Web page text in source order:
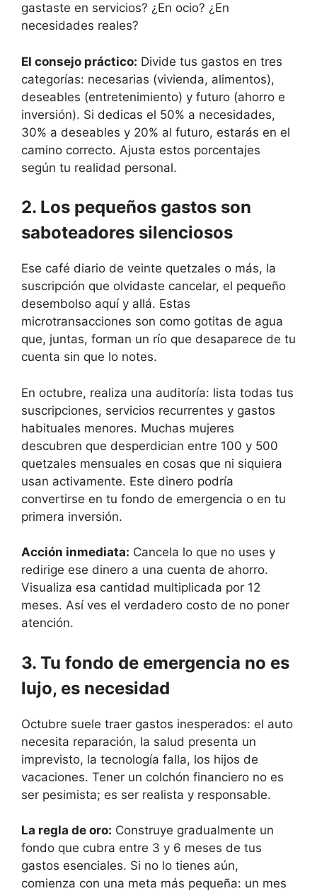
gastaste en servicios? ¿En ocio? ¿En
necesidades reales?
El consejo práctico: Divide tus gastos en tres
categorías: necesarias (vivienda, alimentos),
deseables (entretenimiento) y futuro (ahorro e
inversión). Si dedicas el 50% a necesidades,
30% a deseables y 20% al futuro, estarás en el
camino correcto. Ajusta estos porcentajes
según tu realidad personal.
2. Los pequeños gastos son
saboteadores silenciosos
Ese café diario de veinte quetzales o más, la
suscripción que olvidaste cancelar, el pequeño
desembolso aquí y allá. Estas
microtransacciones son como gotitas de agua
que, juntas, forman un río que desaparece de tu
cuenta sin que lo notes.
En octubre, realiza una auditoría: lista todas tus
suscripciones, servicios recurrentes y gastos
habituales menores. Muchas mujeres
descubren que desperdician entre 100 y 500
quetzales mensuales en cosas que ni siquiera
usan activamente. Este dinero podría
convertirse en tu fondo de emergencia o en tu
primera inversión.
Acción inmediata: Cancela lo que no uses y
redirige ese dinero a una cuenta de ahorro.
Visualiza esa cantidad multiplicada por 12
meses. Así ves el verdadero costo de no poner
atención.
3. Tu fondo de emergencia no es
lujo, es necesidad
Octubre suele traer gastos inesperados: el auto
necesita reparación, la salud presenta un
imprevisto, la tecnología falla, los hijos de
vacaciones. Tener un colchón financiero no es
ser pesimista; es ser realista y responsable.
La regla de oro: Construye gradualmente un
fondo que cubra entre 3 y 6 meses de tus
gastos esenciales. Si no lo tienes aún,
comienza con una meta más pequeña: un mes